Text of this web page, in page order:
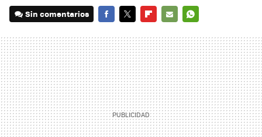
Sin comentarios
MAIL